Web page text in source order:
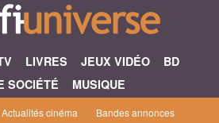
LIVRES JEUX VIDÉO
BD
SOCIÉTÉ
MUSIQUE
Actualités cinéma
Bandes annonces